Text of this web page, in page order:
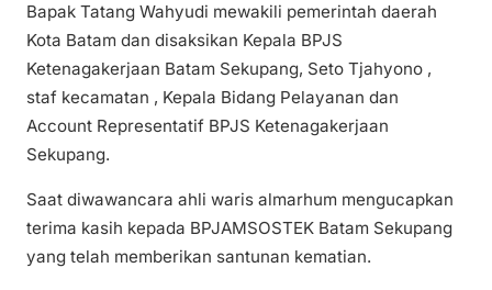
Bapak Tatang Wahyudi mewakili pemerintah daerah
Kota Batam dan disaksikan Kepala BPJS
Ketenagakerjaan Batam Sekupang, Seto Tjahyono ,
staf kecamatan , Kepala Bidang Pelayanan dan
Account Representatif BPJS Ketenagakerjaan
Sekupang.
Saat diwawancara ahli waris almarhum mengucapkan
terima kasih kepada BPJAMSOSTEK Batam Sekupang
yang telah memberikan santunan kematian.